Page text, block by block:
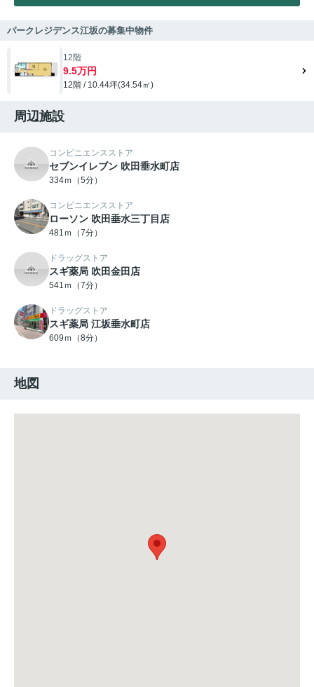
パークレジデンス江坂の募集中物件
12階
9.5万円
12階 / 10.44坪(34.54㎡)
周辺施設
コンビニエンスストア
セブンイレブン 吹田垂水町店
334ｍ（5分）
コンビニエンスストア
ローソン 吹田垂水三丁目店
481ｍ（7分）
ドラッグストア
スギ薬局 吹田金田店
541ｍ（7分）
ドラッグストア
スギ薬局 江坂垂水町店
609ｍ（8分）
地図